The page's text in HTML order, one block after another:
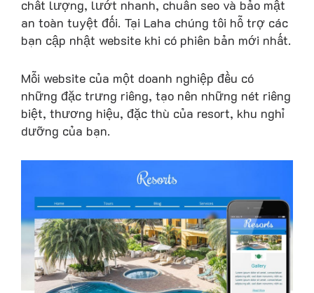
chất lượng, lướt nhanh, chuẩn seo và bảo mật
an toàn tuyệt đối. Tại Laha chúng tôi hỗ trợ các
bạn cập nhật website khi có phiên bản mới nhất.
Mỗi website của một doanh nghiệp đều có
những đặc trưng riêng, tạo nên những nét riêng
biệt, thương hiệu, đặc thù của resort, khu nghỉ
dưỡng của bạn.